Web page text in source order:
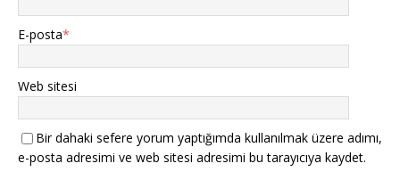
Sibel (36) - Bielefeld:
Mustafa (38) - Bonn:Kendi işimin sahibiyim, niyetim
Filiz (39) - Münster:Tanışmak ve görüşmek dileğiyle.
E-posta*
Web sitesi
Bir dahaki sefere yorum yaptığımda kullanılmak üzere adımı,
e-posta adresimi ve web sitesi adresimi bu tarayıcıya kaydet.